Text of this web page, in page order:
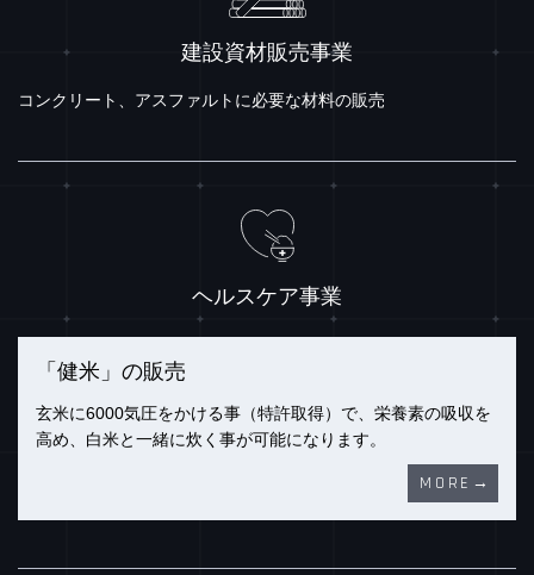
建設資材販売事業
コンクリート、アスファルトに必要な材料の販売
ヘルスケア事業
「健米」の販売
玄米に6000気圧をかける事（特許取得）で、栄養素の吸収を
高め、白米と一緒に炊く事が可能になります。
MORE